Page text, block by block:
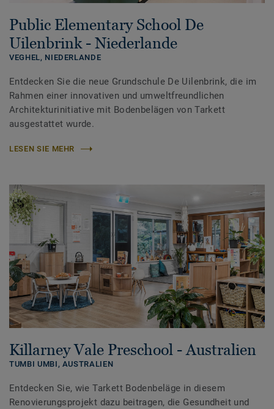
Public Elementary School De
Uilenbrink - Niederlande
VEGHEL, NIEDERLANDE
Entdecken Sie die neue Grundschule De Uilenbrink, die im
Rahmen einer innovativen und umweltfreundlichen
Architekturinitiative mit Bodenbelägen von Tarkett
ausgestattet wurde.
LESEN SIE MEHR
Killarney Vale Preschool - Australien
TUMBI UMBI, AUSTRALIEN
Entdecken Sie, wie Tarkett Bodenbeläge in diesem
Renovierungsprojekt dazu beitragen, die Gesundheit und